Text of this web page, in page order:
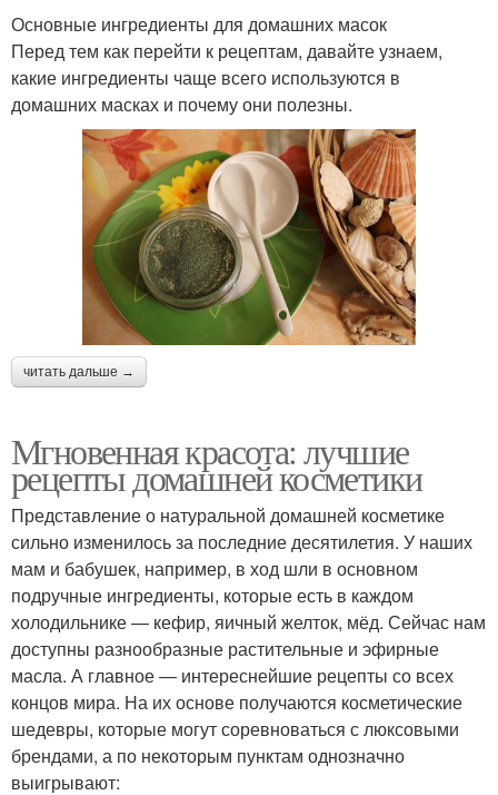
Основные ингредиенты для домашних масок
Перед тем как перейти к рецептам, давайте узнаем,
какие ингредиенты чаще всего используются в
домашних масках и почему они полезны.
читать дальше →
Мгновенная красота: лучшие
рецепты домашней косметики
Представление о натуральной домашней косметике
сильно изменилось за последние десятилетия. У наших
мам и бабушек, например, в ход шли в основном
подручные ингредиенты, которые есть в каждом
холодильнике — кефир, яичный желток, мёд. Сейчас нам
доступны разнообразные растительные и эфирные
масла. А главное — интереснейшие рецепты со всех
концов мира. На их основе получаются косметические
шедевры, которые могут соревноваться с люксовыми
брендами, а по некоторым пунктам однозначно
выигрывают: